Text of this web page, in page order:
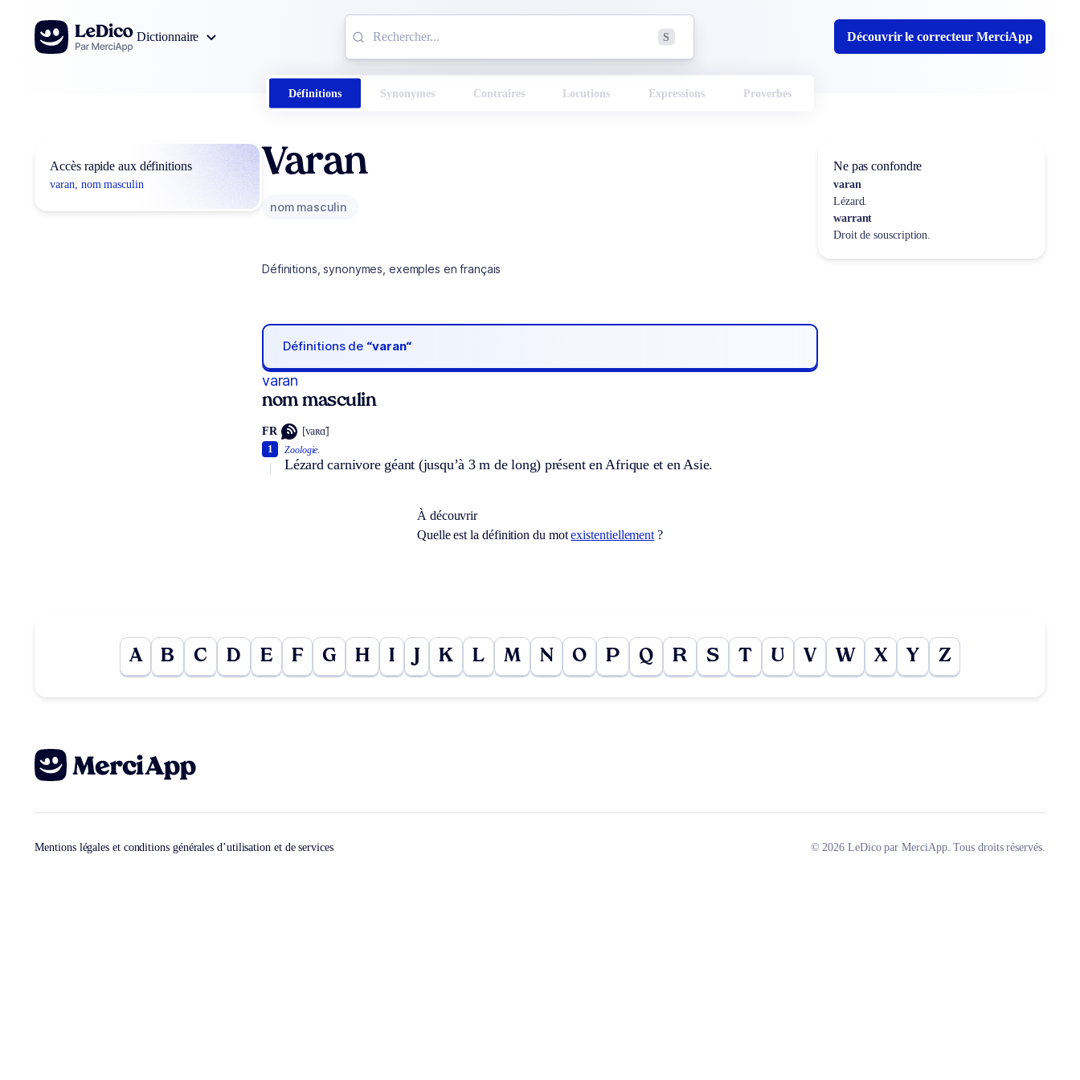
Aller au contenu
Dictionnaire
S Découvrir le correcteur MerciApp
Définitions Synonymes Contraires Locutions Expressions Proverbes
Accès rapide aux définitions
varan, nom masculin
Varan
nom masculin
Définitions, synonymes, exemples en français
Définitions de “varan“
varan
nom masculin
FR [vaʀɑ̃]
Zoologie.
Lézard carnivore géant (jusqu’à 3 m de long) présent en Afrique et en Asie.
1
À découvrir
Quelle est la définition du motexistentiellement ?
Ne pas confondre
varan
Lézard.
warrant
Droit de souscription.
A B C D E F G H I K L M N O P Q R S T U V W X Y Z
Mentions légales et conditions générales d’utilisation et de services © 2026 LeDico par MerciApp. Tous droits réservés.